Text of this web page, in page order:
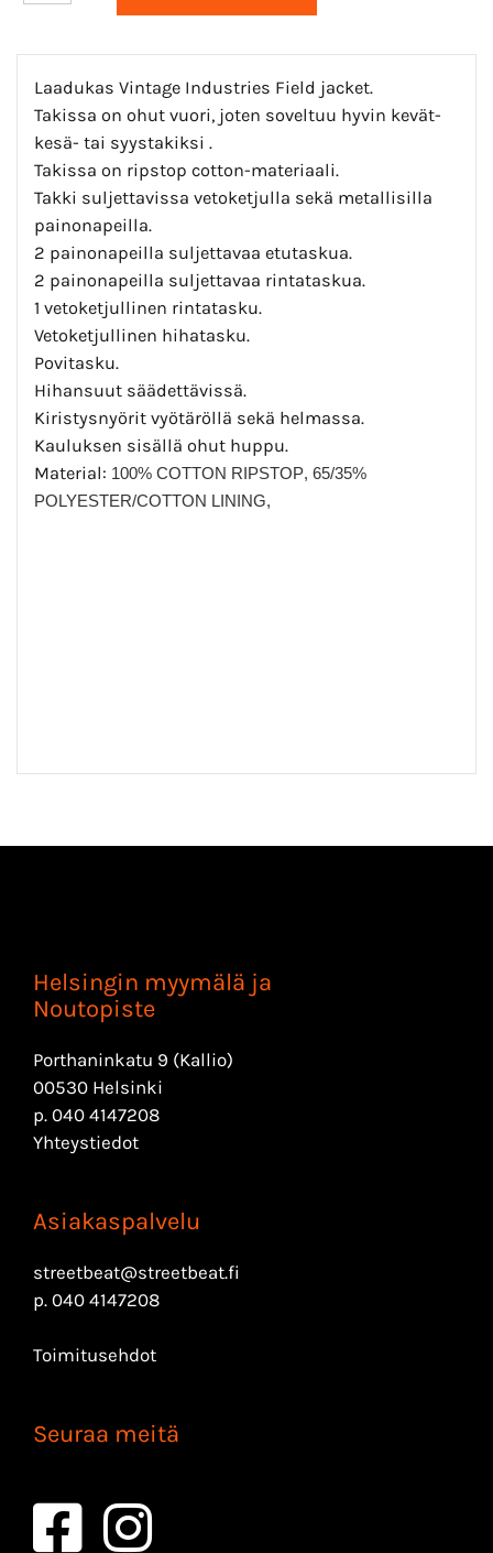
Laadukas Vintage Industries Field jacket.
Takissa on ohut vuori, joten soveltuu hyvin kevät-
kesä- tai syystakiksi .
Takissa on ripstop cotton-materiaali.
Takki suljettavissa vetoketjulla sekä metallisilla
painonapeilla.
2 painonapeilla suljettavaa etutaskua.
2 painonapeilla suljettavaa rintataskua.
1 vetoketjullinen rintatasku.
Vetoketjullinen hihatasku.
Povitasku.
Hihansuut säädettävissä.
Kiristysnyörit vyötäröllä sekä helmassa.
Kauluksen sisällä ohut huppu.
Material: 100% COTTON RIPSTOP, 65/35%
POLYESTER/COTTON LINING,
Helsingin myymälä ja
Noutopiste
Porthaninkatu 9 (Kallio)
00530 Helsinki
p. 040 4147208
Yhteystiedot
Asiakaspalvelu
streetbeat@streetbeat.fi
p. 040 4147208
Toimitusehdot
Seuraa meitä